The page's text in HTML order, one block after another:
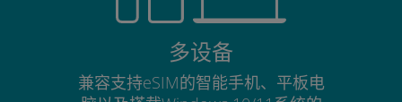
多设备
兼容支持eSIM的智能手机、平板电